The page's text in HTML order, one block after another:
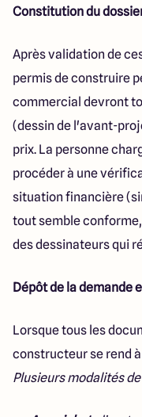
Constitution du
Après validation de
permis de construire
commercial devront
(dessin de l'avant-
prix. La personne
procéder à une
situation financière
tout semble
des dessinateurs qui
Dépôt de la demande
Lorsque tous les
constructeur se rend
Plusieurs modalités